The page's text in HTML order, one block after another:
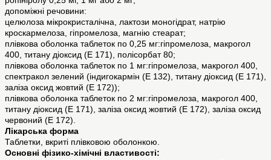
допоміжні речовини:
целюлоза мікрокристалічна, лактози моногідрат, натрію
кроскармелоза, гіпромелоза, магнію стеарат;
плівкова оболонка таблеток по 0,25 мг:гіпромелоза, макрогол
400, титану діоксид (E 171), полісорбат 80;
плівкова оболонка таблеток по 1 мг:гіпромелоза, макрогол 400,
спектракол зелений (індигокармін (E 132), титану діоксид (E 171),
заліза оксид жовтий (E 172));
плівкова оболонка таблеток по 2 мг:гіпромелоза, макрогол 400,
титану діоксид (E 171), заліза оксид жовтий (E 172), заліза оксид
червоний (E 172).
Лікарська форма
Таблетки, вкриті плівковою оболонкою.
Основні фізико-хімічні властивості: